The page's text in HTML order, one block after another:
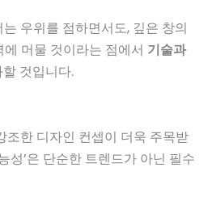
우위를 점하면서도, 깊은 창의
머물 것이라는 점에서 기술과
것입니다.
조한 디자인 컨셉이 더욱 주목받
성’은 단순한 트렌드가 아닌 필수